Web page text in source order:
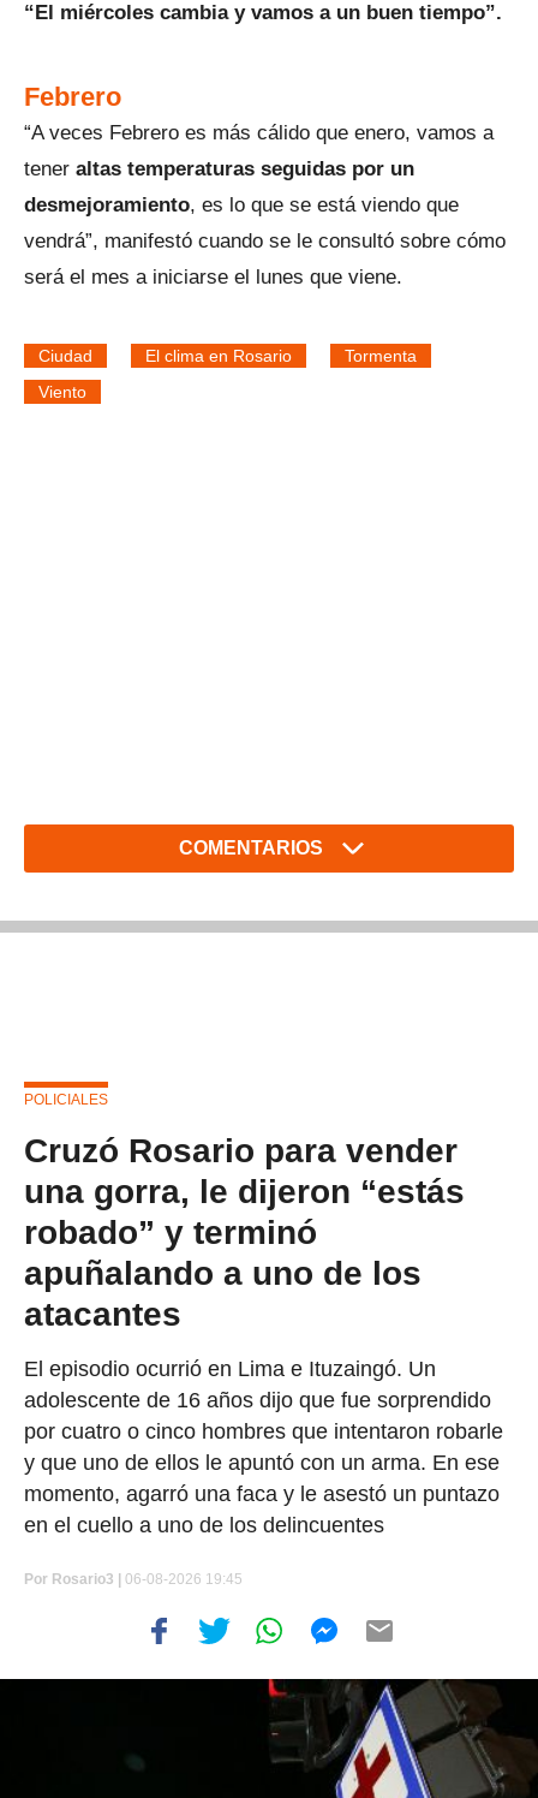
“El miércoles cambia y vamos a un buen tiempo”.
Febrero
“A veces Febrero es más cálido que enero, vamos a
tener altas temperaturas seguidas por un
desmejoramiento, es lo que se está viendo que
vendrá”, manifestó cuando se le consultó sobre cómo
será el mes a iniciarse el lunes que viene.
Ciudad El clima en Rosario
Tormenta
Viento
COMENTARIOS